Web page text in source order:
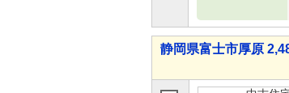
静岡県富士市厚原